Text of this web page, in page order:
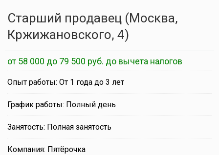
Старший продавец (Москва,
Кржижановского, 4)
от 58 000 до 79 500 руб. до вычета налогов
Опыт работы: От 1 года до 3 лет
График работы: Полный день
Занятость: Полная занятость
Компания: Пятёрочка